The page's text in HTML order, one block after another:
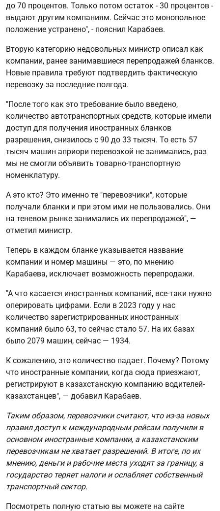
до 70 процентов. Только потом остаток - 30 процентов -
выдают другим компаниям. Сейчас это монопольное
положение устранено", - пояснил Карабаев.
Вторую категорию недовольных министр описал как
компании, ранее занимавшиеся перепродажей бланков.
Новые правила требуют подтвердить фактическую
перевозку за последние полгода.
"После того как это требование было введено,
количество автотранспортных средств, которые имели
доступ для получения иностранных бланков
разрешения, снизилось с 90 до 33 тысяч. То есть 57
тысяч машин априори перевозкой не занимались, раз
мы не смогли объявить товарно-транспортную
номенклатуру.
А это кто? Это именно те "перевозчики", которые
получали бланки и при этом ими не пользовались. Они
на теневом рынке занимались их перепродажей", —
отметил министр.
Теперь в каждом бланке указывается название
компании и номер машины — это, по мнению
Карабаева, исключает возможность перепродажи.
"А что касается иностранных компаний, все-таки нужно
оперировать цифрами. Если в 2023 году у нас
количество зарегистрированных иностранных
компаний было 63, то сейчас стало 57. На их базах
было 2079 машин, сейчас — 1934.
К сожалению, это количество падает. Почему? Потому
что иностранные компании, когда сюда приезжают,
регистрируют в казахстанскую компанию водителей-
казахстанцев", — добавил Карабаев.
Таким образом, перевозчики считают, что из-за новых
правил доступ к международным рейсам получили в
основном иностранные компании, а казахстанским
перевозчикам не хватает разрешений. В итоге, по их
мнению, деньги и рабочие места уходят за границу, а
государство теряет налоги и ослабляет собственный
транспортный сектор.
Посмотреть полную статью вы можете на сайте